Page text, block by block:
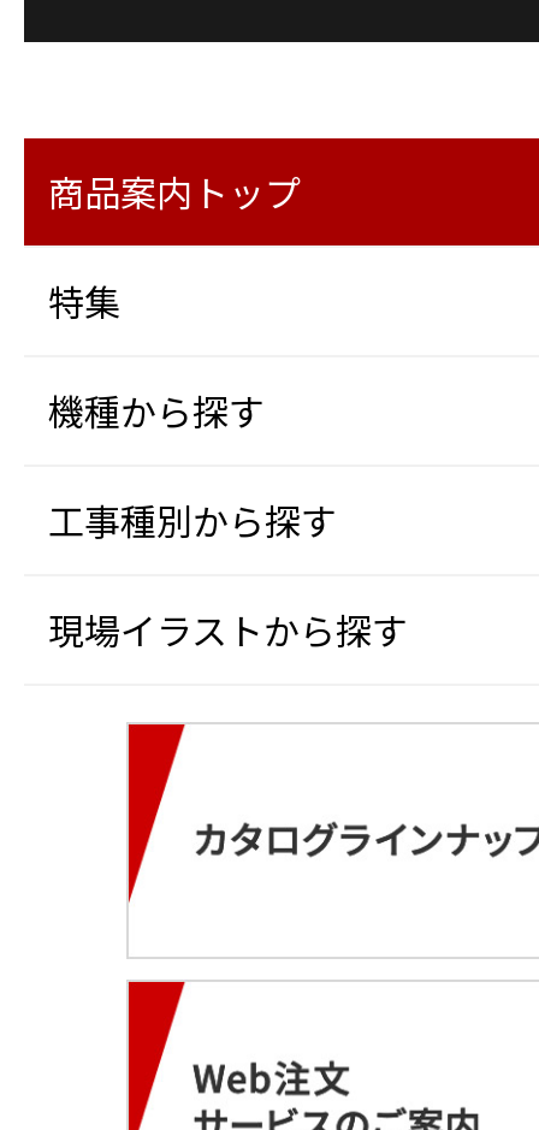
商品案内トップ
特集
機種から探す
工事種別から探す
現場イラストから探す